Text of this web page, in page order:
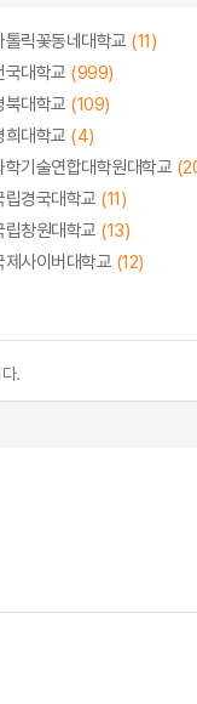
톨릭꽃동네대학교 (11)
국대학교 (999)
북대학교 (109)
희대학교 (4)
학기술연합대학원대학교
립경국대학교 (11)
립창원대학교 (13)
제사이버대학교 (12)
.